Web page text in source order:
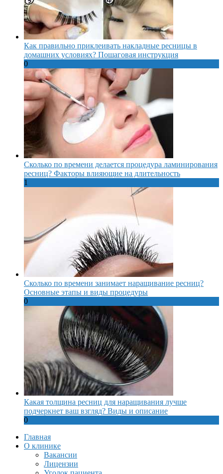
Как правильно приклеивать накладные ресницы в
домашних условиях? Пошаговая инструкция
0
Сколько по времени делается процедура ламинирования
ресниц? Факторы влияющие на длительность
1
Сколько по времени занимает наращивание ресниц?
Основные этапы и виды процедуры
0
Какая толщина ресниц для наращивания лучше
подчеркнет ваш взгляд? Виды и описание
0
Главная
О клинике
Вакансии
Лицензии